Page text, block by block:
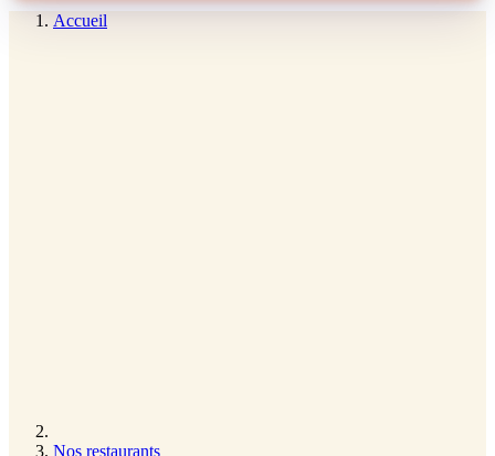
Accueil
Nos restaurants